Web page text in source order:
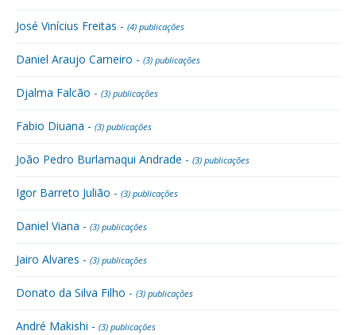
José Vinícius Freitas - (4) publicações
Daniel Araujo Carneiro - (3) publicações
Djalma Falcão - (3) publicações
Fabio Diuana - (3) publicações
João Pedro Burlamaqui Andrade - (3) publicações
Igor Barreto Julião - (3) publicações
Daniel Viana - (3) publicações
Jairo Alvares - (3) publicações
Donato da Silva Filho - (3) publicações
André Makishi - (3) publicações